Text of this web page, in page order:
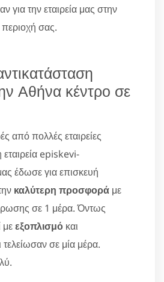
για την εταιρεία μας στην
περιοχή σας.
Αθήνα κέντρο σε
από πολλές εταιρείες
episkevi-
έδωσε για επισκευή
καλύτερη προσφορά με
σε 1 μέρα. Όντως
μεεξοπλισμό και
τελείωσαν σε μία μέρα.